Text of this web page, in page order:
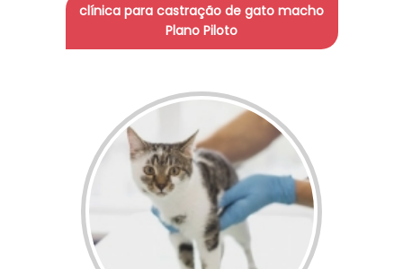
clínica para castração de gato macho
Plano Piloto